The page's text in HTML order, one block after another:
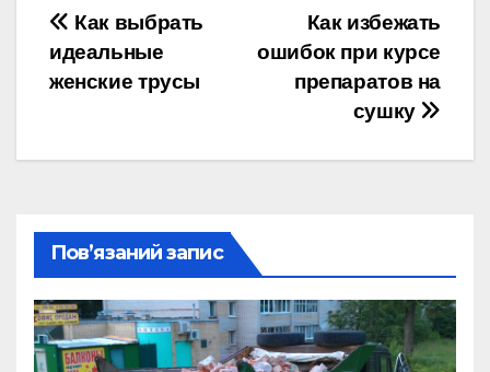
Навігація
записів
Как избежать
ошибок при курсе
препаратов на
сушку
Как выбрать
идеальные
женские трусы
Пов’язаний запис